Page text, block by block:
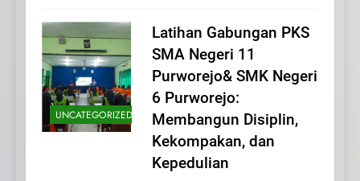
UNCATEGORIZED
Latihan Gabungan PKS
SMA Negeri 11
Purworejo& SMK Negeri
6 Purworejo:
Membangun Disiplin,
Kekompakan, dan
Kepedulian